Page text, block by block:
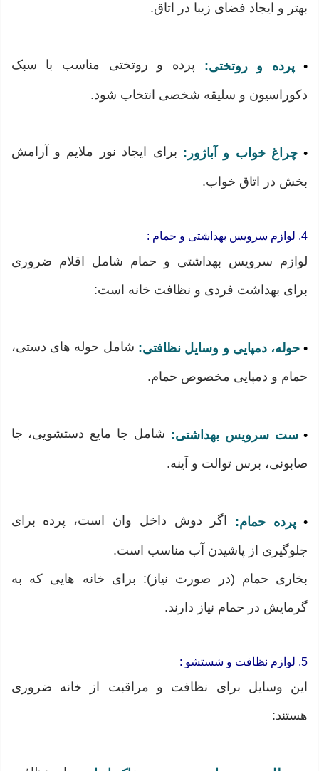
بهتر و ایجاد فضای زیبا در اتاق.
•پرده و روتختی: پرده و روتختی مناسب با سبک
دکوراسیون و سلیقه شخصی انتخاب شود.
• چراغ خواب و آباژور: برای ایجاد نور ملایم و آرامش
بخش در اتاق خواب.
4. لوازم سرویس بهداشتی و حمام :
لوازم سرویس بهداشتی و حمام شامل اقلام ضروری
برای بهداشت فردی و نظافت خانه است:
• حوله، دمپایی و وسایل نظافتی: شامل حوله های دستی،
حمام و دمپایی مخصوص حمام.
•ست سرویس بهداشتی: شامل جا مایع دستشویی، جا
صابونی، برس توالت و آینه.
•پرده حمام: اگر دوش داخل وان است، پرده برای
جلوگیری از پاشیدن آب مناسب است.
بخاری حمام (در صورت نیاز): برای خانه هایی که به
گرمایش در حمام نیاز دارند.
5. لوازم نظافت و شستشو :
این وسایل برای نظافت و مراقبت از خانه ضروری
هستند: